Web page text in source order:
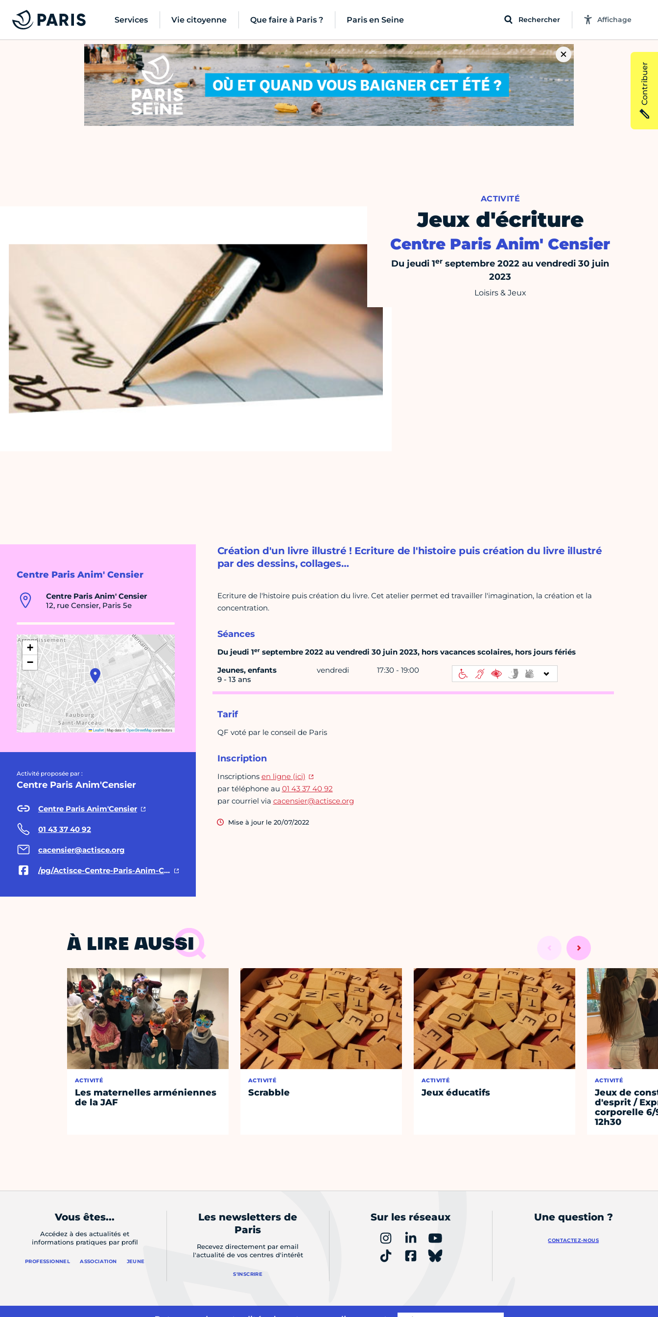
Services Vie citoyenne Que faire à Paris ? Paris en Seine Rechercher Affichage
ACTIVITÉ
Jeux d'écriture
Centre Paris Anim' Censier
Du jeudi 1er septembre 2022 au vendredi 30 juin
2023
Loisirs & Jeux
Centre Paris Anim' Censier
Centre Paris Anim' Censier
12, rue Censier, Paris 5e
+
−
Leaflet|Map data ©OpenStreetMapcontributors
Activité proposée par :
Centre Paris Anim'Censier
Centre Paris Anim'Censier
01 43 37 40 92
cacensier@actisce.org
/pg/Actisce-Centre-Paris-Anim-Censier-182530205117234/posts/
Création d'un livre illustré ! Ecriture de l'histoire puis création du livre illustré
par des dessins, collages…
Ecriture de l'histoire puis création du livre. Cet atelier permet ed travailler l'imagination, la création et la
concentration.
Séances
Du jeudi 1erseptembre 2022 au vendredi 30 juin 2023, hors vacances scolaires, hors jours fériés
Jeunes, enfants
9 - 13 ans
vendredi 17:30 - 19:00
Tarif
QF voté par le conseil de Paris
Inscription
Inscriptions en ligne (ici)
par téléphone au 01 43 37 40 92
par courriel via cacensier@actisce.org
Mise à jour le 20/07/2022
À LIRE AUSSI
ACTIVITÉ
Les maternelles arméniennes
de la JAF
ACTIVITÉ
Scrabble
ACTIVITÉ
Jeux éducatifs
ACTIVITÉ
Jeux de
d'esprit /
corporelle 6/
12h30
Contribuer
Vous êtes...
Accédez à des actualités et
informations pratiques par profil
PROFESSIONNEL ASSOCIATION JEUNE
Les newsletters de
Paris
Recevez directement par email
l'actualité de vos centres d'intérêt
S'INSCRIRE
Sur les réseaux Une question ?
CONTACTEZ-NOUS